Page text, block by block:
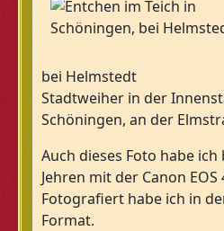
bei Helmstedt
Stadtweiher in der
Schöningen, an der
Auch dieses Foto habe
Jehren mit der Canon
Fotografiert habe ich in
Format.